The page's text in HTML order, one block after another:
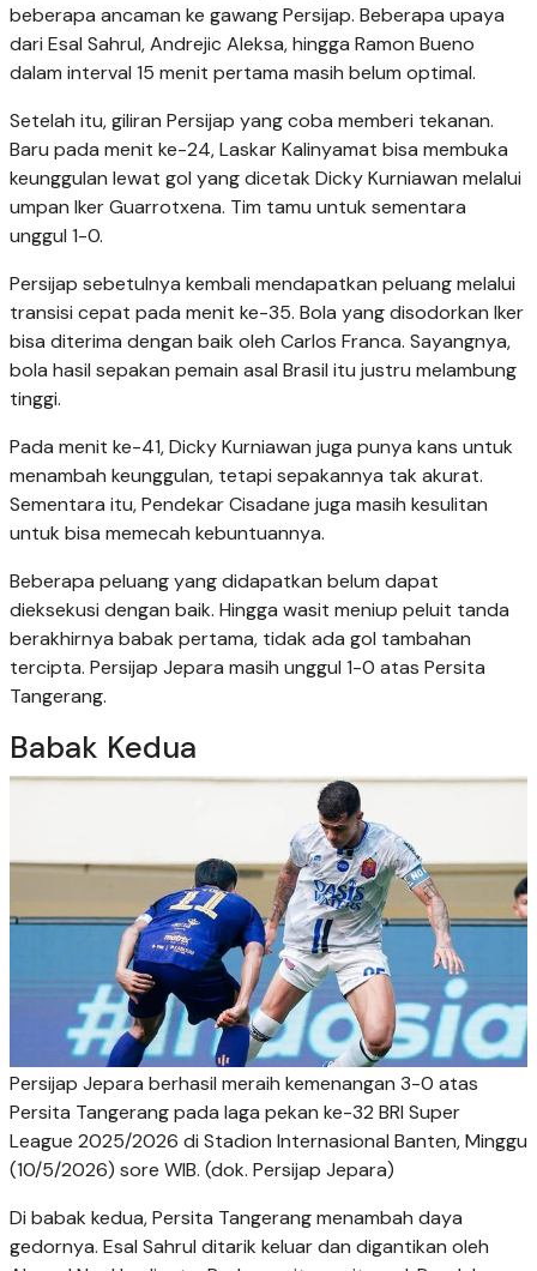
beberapa ancaman ke gawang Persijap. Beberapa upaya
dari Esal Sahrul, Andrejic Aleksa, hingga Ramon Bueno
dalam interval 15 menit pertama masih belum optimal.
Setelah itu, giliran Persijap yang coba memberi tekanan.
Baru pada menit ke-24, Laskar Kalinyamat bisa membuka
keunggulan lewat gol yang dicetak Dicky Kurniawan melalui
umpan Iker Guarrotxena. Tim tamu untuk sementara
unggul 1-0.
Persijap sebetulnya kembali mendapatkan peluang melalui
transisi cepat pada menit ke-35. Bola yang disodorkan Iker
bisa diterima dengan baik oleh Carlos Franca. Sayangnya,
bola hasil sepakan pemain asal Brasil itu justru melambung
tinggi.
Pada menit ke-41, Dicky Kurniawan juga punya kans untuk
menambah keunggulan, tetapi sepakannya tak akurat.
Sementara itu, Pendekar Cisadane juga masih kesulitan
untuk bisa memecah kebuntuannya.
Beberapa peluang yang didapatkan belum dapat
dieksekusi dengan baik. Hingga wasit meniup peluit tanda
berakhirnya babak pertama, tidak ada gol tambahan
tercipta. Persijap Jepara masih unggul 1-0 atas Persita
Tangerang.
Babak Kedua
Persijap Jepara berhasil meraih kemenangan 3-0 atas
Persita Tangerang pada laga pekan ke-32 BRI Super
League 2025/2026 di Stadion Internasional Banten, Minggu
(10/5/2026) sore WIB. (dok. Persijap Jepara)
Di babak kedua, Persita Tangerang menambah daya
gedornya. Esal Sahrul ditarik keluar dan digantikan oleh